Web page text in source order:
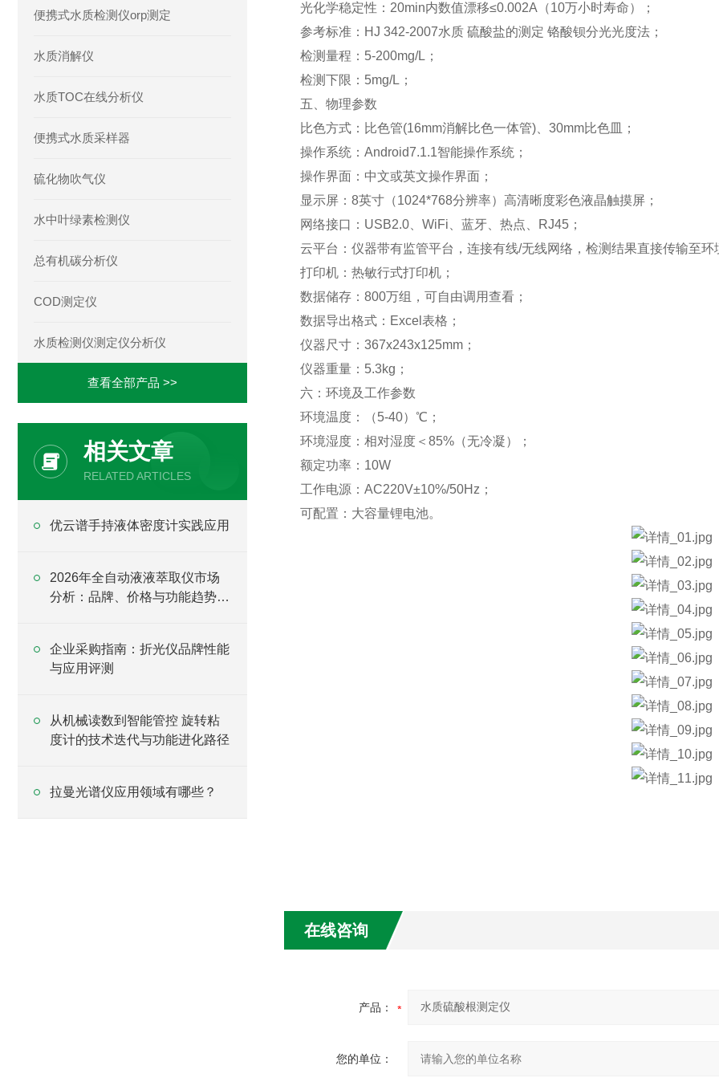
光化学稳定性：20min内数值漂移≤0.002A（10万小时寿命）；
参考标准：HJ 342-2007水质 硫酸盐的测定 铬酸钡分光光度法；
检测量程：5-200mg/L；
检测下限：5mg/L；
五、物理参数
比色方式：比色管(16mm消解比色一体管)、30mm比色皿；
操作系统：Android7.1.1智能操作系统；
操作界面：中文或英文操作界面；
显示屏：8英寸（1024*768分辨率）高清晰度彩色液晶触摸屏；
网络接口：USB2.0、WiFi、蓝牙、热点、RJ45；
云平台：仪器带有监管平台，连接有线/无线网络，检测结果直接传输至环
打印机：热敏行式打印机；
数据储存：800万组，可自由调用查看；
数据导出格式：Excel表格；
仪器尺寸：367x243x125mm；
仪器重量：5.3kg；
六：环境及工作参数
环境温度：（5-40）℃；
环境湿度：相对湿度＜85%（无冷凝）；
额定功率：10W
工作电源：AC220V±10%/50Hz；
可配置：大容量锂电池。
在线咨询
产品：
您的单位：
便携式水质检测仪orp测定
水质消解仪
水质TOC在线分析仪
便携式水质采样器
硫化物吹气仪
水中叶绿素检测仪
总有机碳分析仪
COD测定仪
水质检测仪测定仪分析仪
查看全部产品 >>
相关文章
RELATED ARTICLES
优云谱手持液体密度计实践应用
2026年全自动液液萃取仪市场
分析：品牌、价格与功能趋势全
企业采购指南：折光仪品牌性能
与应用评测
从机械读数到智能管控 旋转粘
度计的技术迭代与功能进化路径
拉曼光谱仪应用领域有哪些？